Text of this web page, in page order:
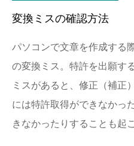
変換ミスの確認方法
パソコンで文章を作成する
の変換ミス。特許を出願す
ミスがあると、修正（補正
には特許取得ができなかっ
きなかったりすることも起